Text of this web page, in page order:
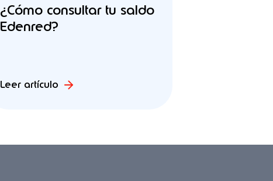
¿Cómo consultar tu saldo
Edenred?
Leer artículo